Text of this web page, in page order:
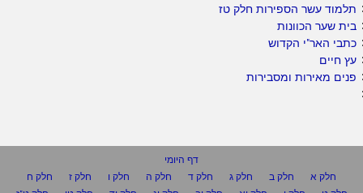
תלמוד עשר הספירות חלק טז
בית שער הכוונות
כתבי האר"י הקדוש
עץ חיים
פנים מאירות ומסבירות
דף היומי
חלק א
חלק ב חלק ג חלק ד חלק ה חלק ו חלק ז
חלק ח